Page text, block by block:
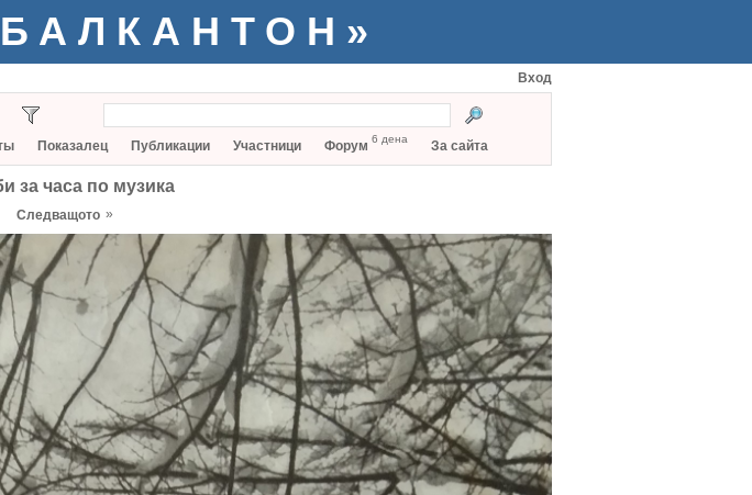
Вход
Показалец Публикации Участници Форум 6 дена За сайта
за часа по музика
Следващото »